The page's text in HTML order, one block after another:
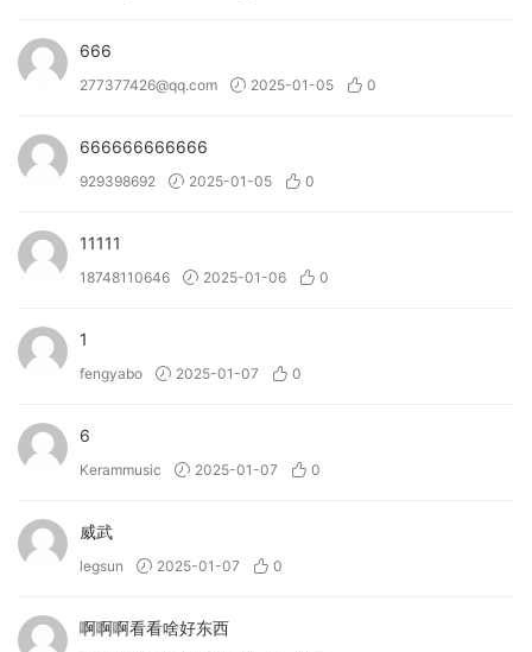
666
277377426@qq.com 2025-01-05 0
666666666666
929398692 2025-01-05 0
11111
18748110646 2025-01-06 0
1
fengyabo 2025-01-07 0
6
Kerammusic 2025-01-07 0
威武
legsun 2025-01-07 0
啊啊啊看看啥好东西